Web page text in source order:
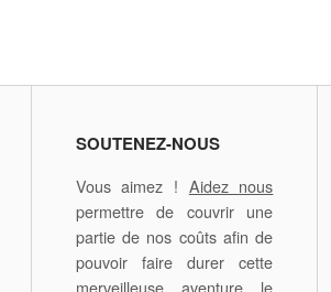
SOUTENEZ-NOUS
Vous aimez ! Aidez nous
permettre de couvrir une
partie de nos coûts afin de
pouvoir faire durer cette
merveilleuse aventure le